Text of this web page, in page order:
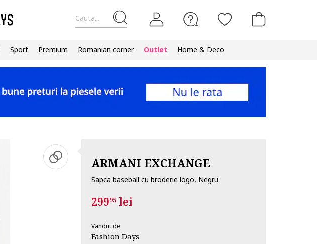
Cauta...
Sport Premium Romanian corner Outlet Home & Deco
ARMANI EXCHANGE
Sapca baseball cu broderie logo, Negru
29995lei
Vandut de
Fashion Days